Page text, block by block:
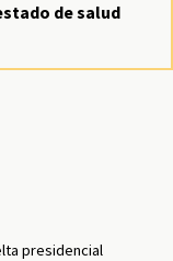
de salud
presidencial